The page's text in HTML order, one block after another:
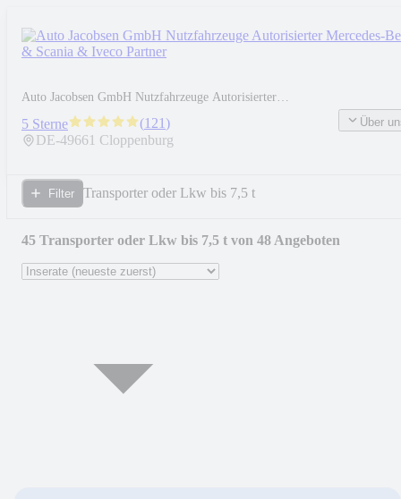
Auto Jacobsen GmbH Nutzfahrzeuge Autorisierter
Mercedes-Benz & Scania & Iveco Partner
5 Sterne (121)
DE-49661 Cloppenburg
Über
Filter Transporter oder Lkw bis 7,5 t
45 Transporter oder Lkw bis 7,5 t von 48 Angeboten